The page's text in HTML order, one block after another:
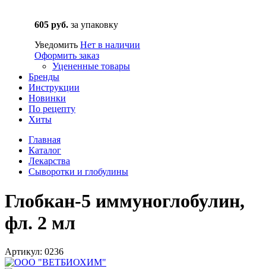
605 руб. за упаковку
Уведомить Нет в наличии
Оформить заказ
Уцененные товары
Бренды
Инструкции
Новинки
По рецепту
Хиты
Главная
Каталог
Лекарства
Сыворотки и глобулины
Глобкан-5 иммуноглобулин,
фл. 2 мл
Артикул: 0236